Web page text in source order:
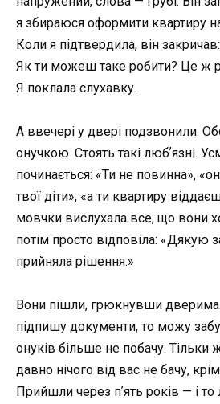
я збираюся оформити квартиру
Коли я підтвердила, він закричав:
Як ти можеш таке робити? Це ж
Я поклала слухавку.
А ввечері у двері подзвонили.
онучкою. Стоять такі любʼязні.
починається: «Ти не повинна»,
твої діти», «а ти квартиру
мовчки вислухала все, що вони
потім просто відповіла: «Дякую
прийняла рішення.»
Вони пішли, грюкнувши
підпишу документи, то можу
онуків більше не побачу. Тільки
давно нічого від вас не бачу,
Прийшли через пʼять років — і